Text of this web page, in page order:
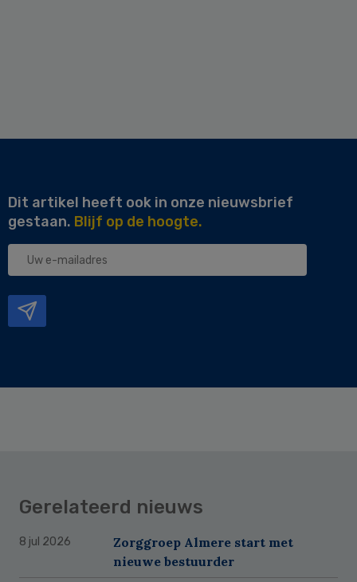
Dit artikel heeft ook in onze nieuwsbrief
gestaan. Blijf op de hoogte.
Uw
Gerelateerd nieuws
8 jul 2026
Zorggroep Almere start met
nieuwe bestuurder